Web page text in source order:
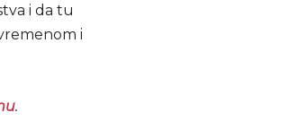
i da tu
i
.